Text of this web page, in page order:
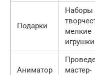
Подарки
Наборы
мелкие
игрушки
Аниматор
мастер-